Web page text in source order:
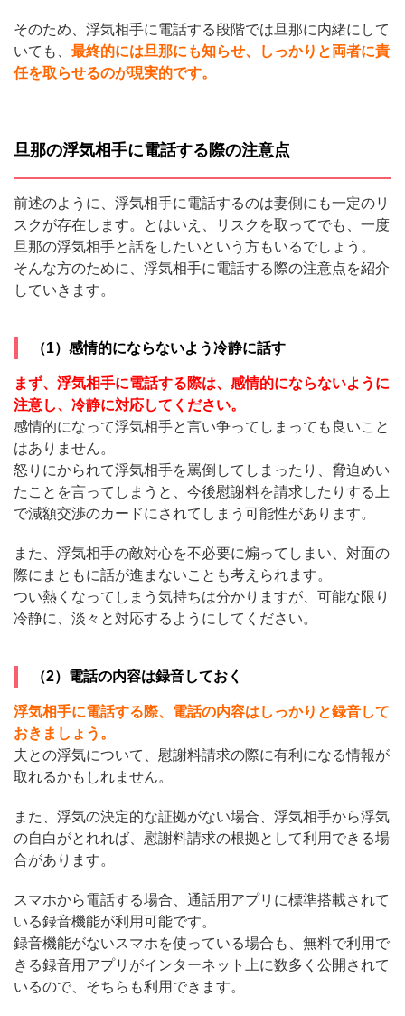
そのため、浮気相手に電話する段階では旦那に内緒にして
いても、 最終的には旦那にも知らせ、しっかりと両者に責
任を取らせるのが現実的です。
旦那の浮気相手に電話する際の注意点
前述のように、浮気相手に電話するのは妻側にも一定のリ
スクが存在します。とはいえ、リスクを取ってでも、一度
旦那の浮気相手と話をしたいという方もいるでしょう。
そんな方のために、浮気相手に電話する際の注意点を紹介
していきます。
（1）感情的にならないよう冷静に話す
まず、浮気相手に電話する際は、感情的にならないように
注意し、冷静に対応してください。
感情的になって浮気相手と言い争ってしまっても良いこと
はありません。
怒りにかられて浮気相手を罵倒してしまったり、脅迫めい
たことを言ってしまうと、今後慰謝料を請求したりする上
で減額交渉のカードにされてしまう可能性があります。
また、浮気相手の敵対心を不必要に煽ってしまい、対面の
際にまともに話が進まないことも考えられます。
つい熱くなってしまう気持ちは分かりますが、可能な限り
冷静に、淡々と対応するようにしてください。
（2）電話の内容は録音しておく
浮気相手に電話する際、電話の内容はしっかりと録音して
おきましょう。
夫との浮気について、慰謝料請求の際に有利になる情報が
取れるかもしれません。
また、浮気の決定的な証拠がない場合、浮気相手から浮気
の自白がとれれば、慰謝料請求の根拠として利用できる場
合があります。
スマホから電話する場合、通話用アプリに標準搭載されて
いる録音機能が利用可能です。
録音機能がないスマホを使っている場合も、無料で利用で
きる録音用アプリがインターネット上に数多く公開されて
いるので、そちらも利用できます。